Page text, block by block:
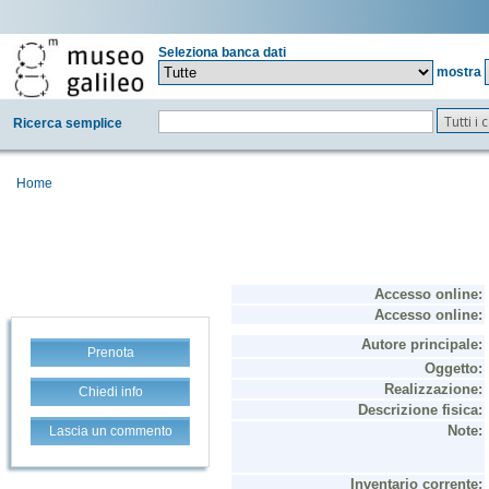
Seleziona banca dati
mostra
Ricerca semplice Tutti i
Home
Prenota
Chiedi info
Lascia un commento